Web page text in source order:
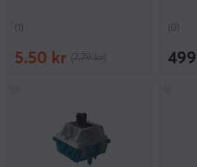
(1)
5.50 kr
(0)